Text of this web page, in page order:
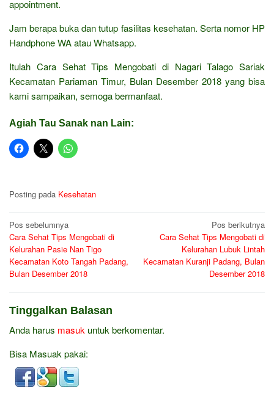
appointment.
Jam berapa buka dan tutup fasilitas kesehatan. Serta nomor HP
Handphone WA atau Whatsapp.
Itulah Cara Sehat Tips Mengobati di Nagari Talago Sariak
Kecamatan Pariaman Timur, Bulan Desember 2018 yang bisa
kami sampaikan, semoga bermanfaat.
Agiah Tau Sanak nan Lain:
Posting pada Kesehatan
Navigasi
pos
Pos sebelumnya
Cara Sehat Tips Mengobati di
Kelurahan Pasie Nan Tigo
Kecamatan Koto Tangah Padang,
Bulan Desember 2018
Pos berikutnya
Cara Sehat Tips Mengobati di
Kelurahan Lubuk Lintah
Kecamatan Kuranji Padang, Bulan
Desember 2018
Tinggalkan Balasan
Anda harus masuk untuk berkomentar.
Bisa Masuak pakai: